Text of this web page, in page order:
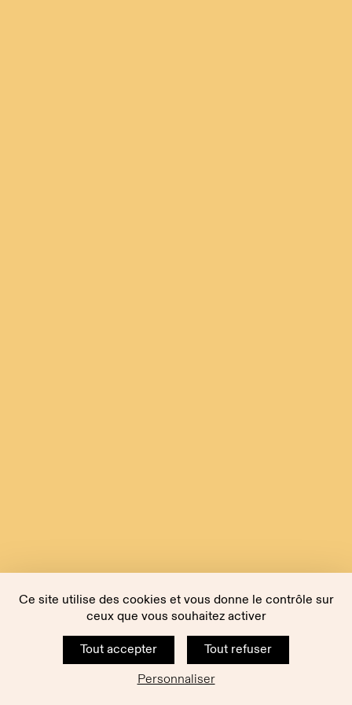
Ce site utilise des cookies et vous donne le contrôle sur
ceux que vous souhaitez activer
Tout accepter
Tout refuser
Personnaliser